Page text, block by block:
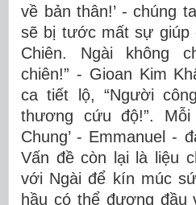
về bản thân!’ - chúng
sẽ bị tước mất sự giúp
Chiên. Ngài không
chiên!” - Gioan Kim
ca tiết lộ, “Người
thương cứu độ!”. Mỗi
Chung’ - Emmanuel -
Vấn đề còn lại là liệu
với Ngài để kín múc
hầu có thể đương đầu